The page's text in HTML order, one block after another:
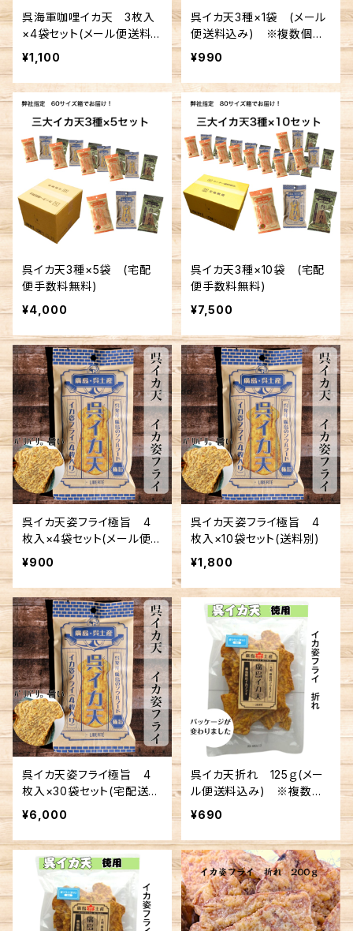
呉海軍咖哩イカ天 3枚入
×4袋セット(メール便送料
込み) ※複数個の注文不
¥1,100
呉イカ天3種×1袋 (メール
便送料込み) ※複数個の
注文不可
¥990
呉イカ天3種×5袋 (宅配
便手数料無料)
¥4,000
呉イカ天3種×10袋 (宅配
便手数料無料)
¥7,500
呉イカ天姿フライ極旨 4
枚入×4袋セット(メール便
送料込み) ※複数個の注
¥900
呉イカ天姿フライ極旨 4
枚入×10袋セット(送料別)
¥1,800
呉イカ天姿フライ極旨 4
枚入×30袋セット(宅配送料
無料)
¥6,000
呉イカ天折れ 125ｇ(メー
ル便送料込み) ※複数個
の注文不可
¥690